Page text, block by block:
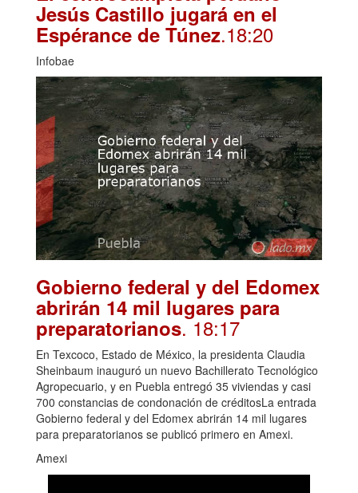
Jesús Castillo jugará en el
Espérance de Túnez.18:20
Infobae
Gobierno federal y del Edomex
abrirán 14 mil lugares para
preparatorianos. 18:17
En Texcoco, Estado de México, la presidenta Claudia
Sheinbaum inauguró un nuevo Bachillerato Tecnológico
Agropecuario, y en Puebla entregó 35 viviendas y casi
700 constancias de condonación de créditosLa entrada
Gobierno federal y del Edomex abrirán 14 mil lugares
para preparatorianos se publicó primero en Amexi.
Amexi